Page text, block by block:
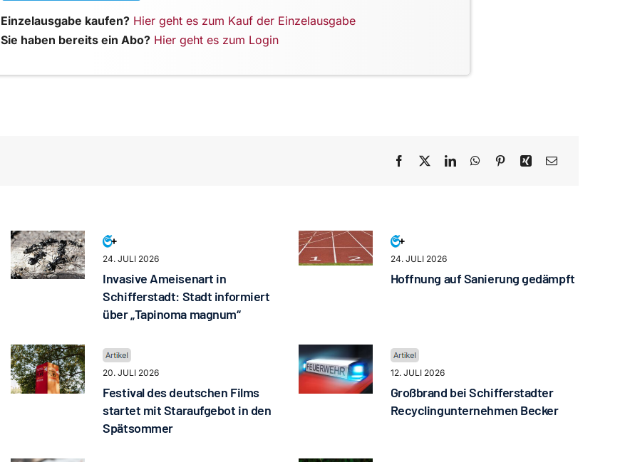
Einzelausgabe kaufen? Hier geht es zum Kauf der Einzelausgabe
Sie haben bereits ein Abo? Hier geht es zum Login
24. JULI 2026
Invasive Ameisenart in
Schifferstadt: Stadt informiert
über „Tapinoma magnum“
24. JULI 2026
Hoffnung auf Sanierung gedämpft
20. JULI 2026
Festival des deutschen Films
startet mit Staraufgebot in den
Spätsommer
12. JULI 2026
Großbrand bei Schifferstadter
Recyclingunternehmen Becker